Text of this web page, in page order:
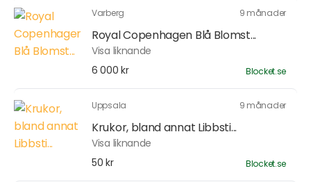
Varberg 9 månader
Royal Copenhagen Blå Blomst...
Visa liknande
6 000 kr
Blocket.se
Uppsala 9 månader
Krukor, bland annat Libbsti...
Visa liknande
50 kr
Blocket.se